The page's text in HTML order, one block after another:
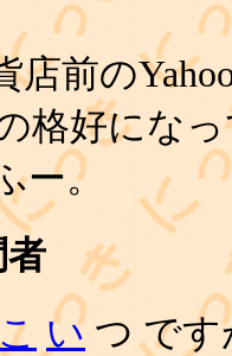
店前の
格好にな
ー。
い つ です